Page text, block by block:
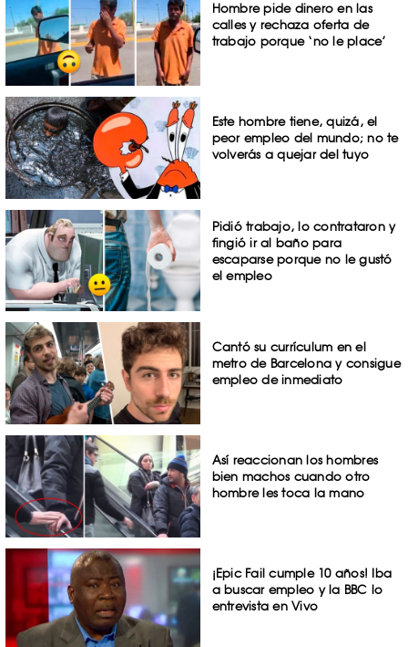
Hombre pide dinero en las
calles y rechaza oferta de
trabajo porque ‘no le place’
Este hombre tiene, quizá, el
peor empleo del mundo; no te
volverás a quejar del tuyo
Pidió trabajo, lo contrataron y
fingió ir al baño para
escaparse porque no le gustó
el empleo
Cantó su currículum en el
metro de Barcelona y consigue
empleo de inmediato
Así reaccionan los hombres
bien machos cuando otro
hombre les toca la mano
¡Epic Fail cumple 10 años! Iba
a buscar empleo y la BBC lo
entrevista en Vivo